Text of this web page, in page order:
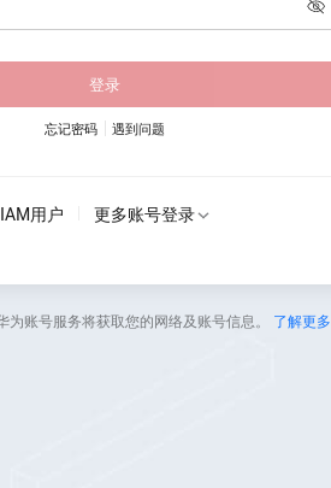
登录
忘记密码 遇到问题
IAM用户 更多账号登录
为账号服务将获取您的网络及账号信息。 了解更多